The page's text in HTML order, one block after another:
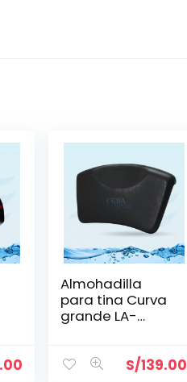
Almohadilla
para tina Curva
grande LA-
S/139.00